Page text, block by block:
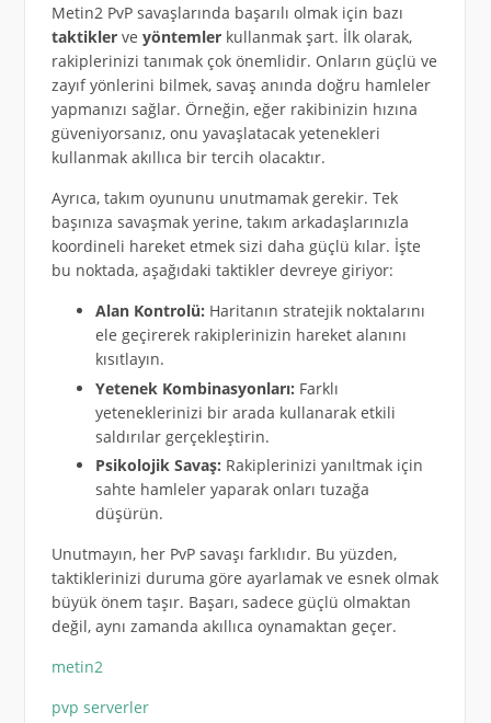
Metin2 PvP savaşlarında başarılı olmak için bazı
taktiklerve yöntemlerkullanmak şart. İlk olarak,
rakiplerinizi tanımak çok önemlidir. Onların güçlü ve
zayıf yönlerini bilmek, savaş anında doğru hamleler
yapmanızı sağlar. Örneğin, eğer rakibinizin hızına
güveniyorsanız, onu yavaşlatacak yetenekleri
kullanmak akıllıca bir tercih olacaktır.
Ayrıca, takım oyununu unutmamak gerekir. Tek
başınıza savaşmak yerine, takım arkadaşlarınızla
koordineli hareket etmek sizi daha güçlü kılar. İşte
bu noktada, aşağıdaki taktikler devreye giriyor:
Alan Kontrolü: Haritanın stratejik noktalarını
ele geçirerek rakiplerinizin hareket alanını
kısıtlayın.
Yetenek Kombinasyonları: Farklı
yeteneklerinizi bir arada kullanarak etkili
saldırılar gerçekleştirin.
Psikolojik Savaş: Rakiplerinizi yanıltmak için
sahte hamleler yaparak onları tuzağa
düşürün.
Unutmayın, her PvP savaşı farklıdır. Bu yüzden,
taktiklerinizi duruma göre ayarlamak ve esnek olmak
büyük önem taşır. Başarı, sadece güçlü olmaktan
değil, aynı zamanda akıllıca oynamaktan geçer.
metin2
pvp serverler